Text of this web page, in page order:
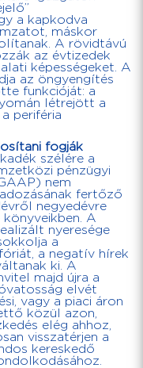
a kapkodva
máskor
A rövidtávú
az évtizedek
képességeket. A
az öngyengítés
funkcióját: a
létrejött a
periféria
fogják
szélére a
pénzügyi
nem
fertőző
negyedévre
A
nyeresége
a
a negatív hírek
ki. A
majd újra a
elvét
vagy a piaci áron
közül azon,
elég ahhoz,
visszatérjen a
kereskedő